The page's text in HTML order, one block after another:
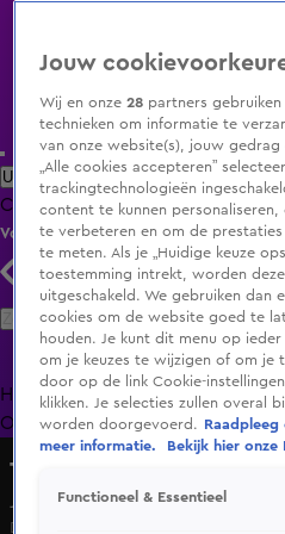
Uitzending Gemist Populaire
ClipsFilmsRadioSmart TV inlog
Volg KIJK
Zoeken
HomeUitzending Gemist
OranjezomerLivestreamsShop
The Bicycle Race
Josje in tranen door heimwee:
Do 28 mei, 15:47
Jouw
Wij en onze28 partners
technieken om informatie te
van onze website(s), jouw
„Alle cookies accepteren”
trackingtechnologieën
content te kunnen
te verbeteren en om de
te meten. Als je „Huidige keuze
toestemming intrekt, worden
uitgeschakeld. We gebruiken dan
cookies om de website goed te
houden. Je kunt dit menu op
om je keuzes te wijzigen of om je
door op de link Cookie-
klikken. Je selecties zullen overal
worden doorgevoerd.
meer informatie.
Bekijk hier onze
Functioneel & Essentieel